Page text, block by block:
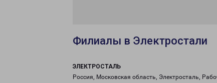
Филиалы в Электростали
ЭЛЕКТРОСТАЛЬ
Россия, Московская область, Электросталь,